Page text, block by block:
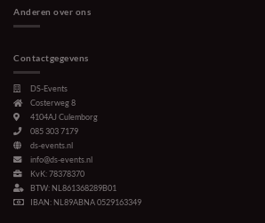
Anderen over ons
Contactgegevens
DS-Events
Costerweg 8
4104AJ Culemborg
085 303 7179
ds-events.nl
info@ds-events.nl
KvK: 78378370
BTW: NL861368289B01
IBAN: NL89ABNA 0529163349